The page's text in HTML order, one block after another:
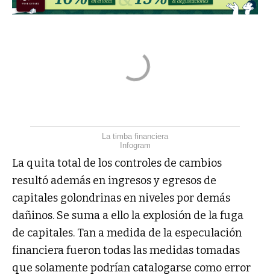
La timba financiera
Infogram
La quita total de los controles de cambios
resultó además en ingresos y egresos de
capitales golondrinas en niveles por demás
dañinos. Se suma a ello la explosión de la fuga
de capitales. Tan a medida de la especulación
financiera fueron todas las medidas tomadas
que solamente podrían catalogarse como error